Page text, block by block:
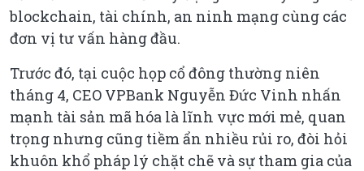
blockchain, tài chính, an ninh mạng cùng các
đơn vị tư vấn hàng đầu.
Trước đó, tại cuộc họp cổ đông thường niên
tháng 4, CEO VPBank Nguyễn Đức Vinh nhấn
mạnh tài sản mã hóa là lĩnh vực mới mẻ, quan
trọng nhưng cũng tiềm ẩn nhiều rủi ro, đòi hỏi
khuôn khổ pháp lý chặt chẽ và sự tham gia của